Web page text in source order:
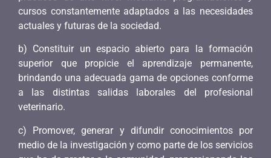
cursos constantemente adaptados a las necesidades
actuales y futuras de la sociedad.
b) Constituir un espacio abierto para la formación
superior que propicie el aprendizaje permanente,
brindando una adecuada gama de opciones conforme
a las distintas salidas laborales del profesional
veterinario.
c) Promover, generar y difundir conocimientos por
medio de la investigación y como parte de los servicios